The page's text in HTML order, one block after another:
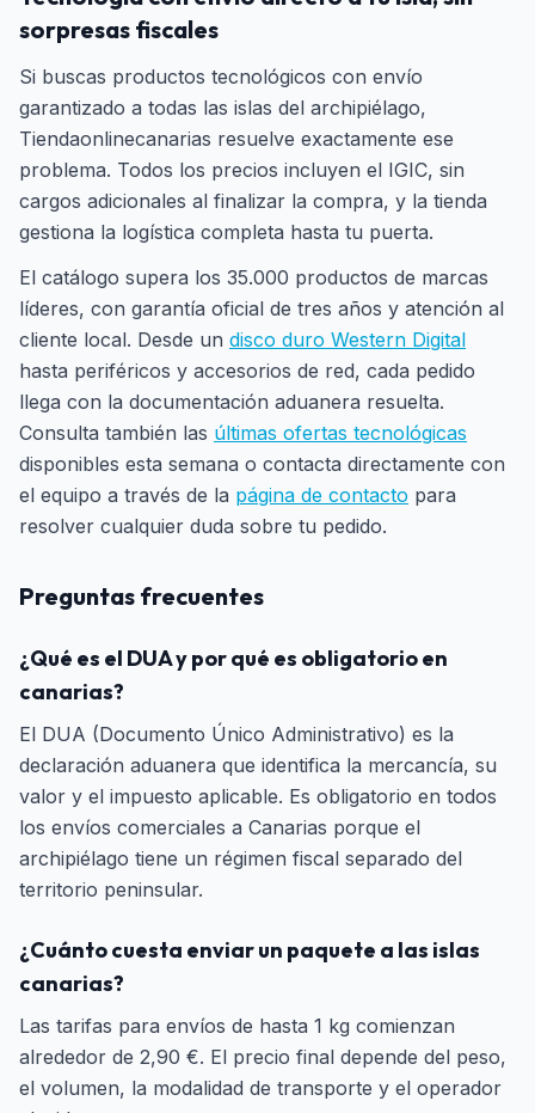
sorpresas fiscales
Si buscas productos tecnológicos con envío
garantizado a todas las islas del archipiélago,
Tiendaonlinecanarias resuelve exactamente ese
problema. Todos los precios incluyen el IGIC, sin
cargos adicionales al finalizar la compra, y la tienda
gestiona la logística completa hasta tu puerta.
El catálogo supera los 35.000 productos de marcas
líderes, con garantía oficial de tres años y atención al
cliente local. Desde un disco duro Western Digital
hasta periféricos y accesorios de red, cada pedido
llega con la documentación aduanera resuelta.
Consulta también las últimas ofertas tecnológicas
disponibles esta semana o contacta directamente con
el equipo a través de la página de contacto para
resolver cualquier duda sobre tu pedido.
Preguntas frecuentes
¿Qué es el DUA y por qué es obligatorio en
canarias?
El DUA (Documento Único Administrativo) es la
declaración aduanera que identifica la mercancía, su
valor y el impuesto aplicable. Es obligatorio en todos
los envíos comerciales a Canarias porque el
archipiélago tiene un régimen fiscal separado del
territorio peninsular.
¿Cuánto cuesta enviar un paquete a las islas
canarias?
Las tarifas para envíos de hasta 1 kg comienzan
alrededor de 2,90 €. El precio final depende del peso,
el volumen, la modalidad de transporte y el operador